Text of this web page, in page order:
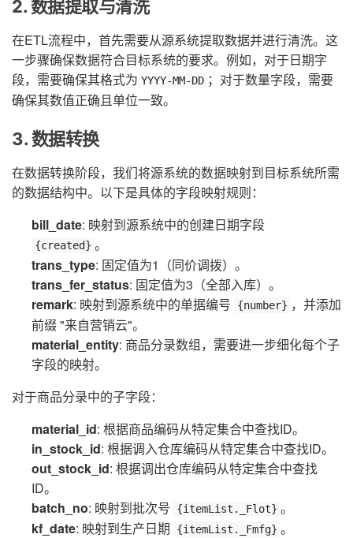
2. 数据提取与清洗
在ETL流程中，首先需要从源系统提取数据并进行清洗。这
一步骤确保数据符合目标系统的要求。例如，对于日期字
段，需要确保其格式为 YYYY-MM-DD ；对于数量字段，需要
确保其数值正确且单位一致。
3. 数据转换
在数据转换阶段，我们将源系统的数据映射到目标系统所需
的数据结构中。以下是具体的字段映射规则：
bill_date: 映射到源系统中的创建日期字段
{created} 。
trans_type: 固定值为1（同价调拨）。
trans_fer_status: 固定值为3（全部入库）。
remark: 映射到源系统中的单据编号 {number} ，并添加
前缀 "来自营销云"。
material_entity: 商品分录数组，需要进一步细化每个子
字段的映射。
对于商品分录中的子字段：
material_id: 根据商品编码从特定集合中查找ID。
in_stock_id: 根据调入仓库编码从特定集合中查找ID。
out_stock_id: 根据调出仓库编码从特定集合中查找
ID。
batch_no: 映射到批次号 {itemList._Flot} 。
kf_date: 映射到生产日期 {itemList._Fmfg} 。